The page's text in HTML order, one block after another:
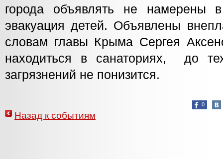
города объявлять не намерены
эвакуация детей. Объявлены
словам главы Крыма Сергея
находиться в санаториях, до
загрязнений не понизится.
0
Назад к событиям